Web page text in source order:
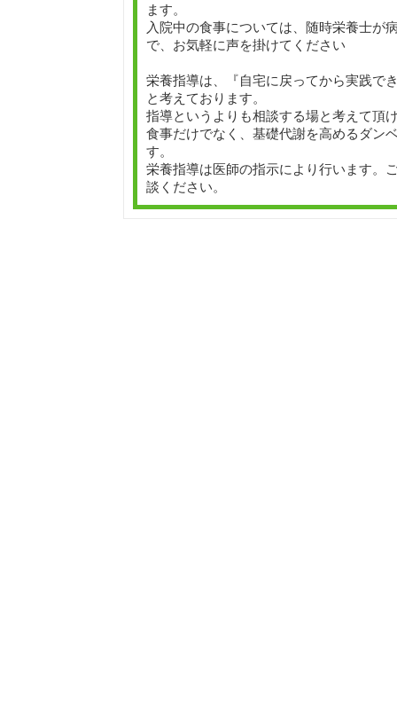
ます。
入院中の食事については、随時栄養士が
で、お気軽に声を掛けてください
栄養指導は、『自宅に戻ってから実践で
と考えております。
指導というよりも相談する場と考えて頂
食事だけでなく、基礎代謝を高めるダン
す。
栄養指導は医師の指示により行います。
談ください。